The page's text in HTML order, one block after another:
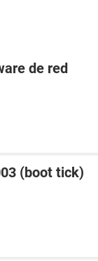
de red
(boot tick)